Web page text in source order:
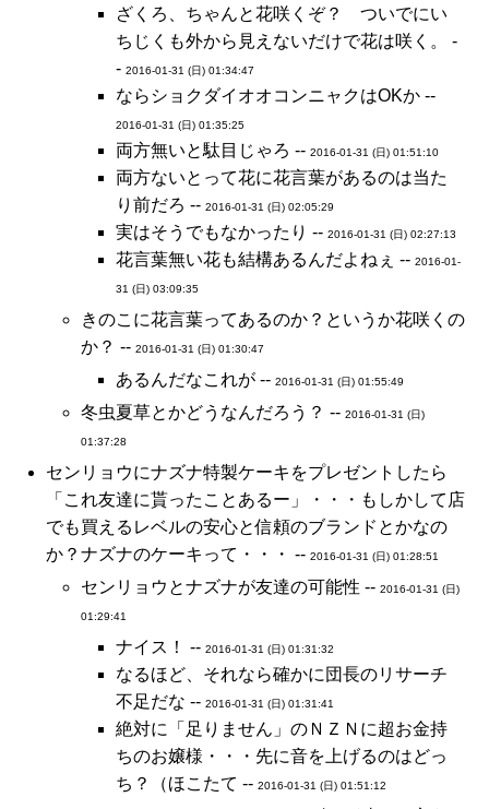
ざくろ、ちゃんと花咲くぞ？ ついでにい
ちじくも外から見えないだけで花は咲く。 -
- 2016-01-31 (日) 01:34:47
ならショクダイオオコンニャクはOKか --
2016-01-31 (日) 01:35:25
両方無いと駄目じゃろ -- 2016-01-31 (日) 01:51:10
両方ないとって花に花言葉があるのは当た
り前だろ -- 2016-01-31 (日) 02:05:29
実はそうでもなかったり -- 2016-01-31 (日) 02:27:13
花言葉無い花も結構あるんだよねぇ -- 2016-01-
31 (日) 03:09:35
きのこに花言葉ってあるのか？というか花咲くの
か？ -- 2016-01-31 (日) 01:30:47
あるんだなこれが -- 2016-01-31 (日) 01:55:49
冬虫夏草とかどうなんだろう？ -- 2016-01-31 (日)
01:37:28
センリョウにナズナ特製ケーキをプレゼントしたら
「これ友達に貰ったことあるー」・・・もしかして店
でも買えるレベルの安心と信頼のブランドとかなの
か？ナズナのケーキって・・・ -- 2016-01-31 (日) 01:28:51
センリョウとナズナが友達の可能性 -- 2016-01-31 (日)
01:29:41
ナイス！ -- 2016-01-31 (日) 01:31:32
なるほど、それなら確かに団長のリサーチ
不足だな -- 2016-01-31 (日) 01:31:41
絶対に「足りません」のＮＺＮに超お金持
ちのお嬢様・・・先に音を上げるのはどっ
ち？（ほこたて -- 2016-01-31 (日) 01:51:12